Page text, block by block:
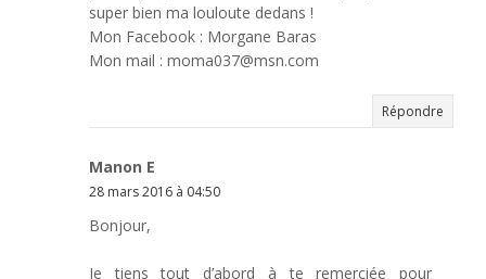
super bien ma louloute dedans !
Mon Facebook : Morgane Baras
Mon mail : moma037@msn.com
Répondre
Manon E
28 mars 2016 à 04:50
Bonjour,
Je tiens tout d’abord à te remerciée pour